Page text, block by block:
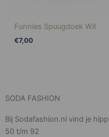
Funnies Spuugdoek Wit
€7,00
SODA FASHION
Bij Sodafashion.nl vind je
50 t/m 92